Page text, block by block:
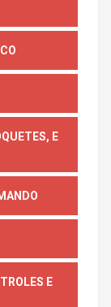
E
E